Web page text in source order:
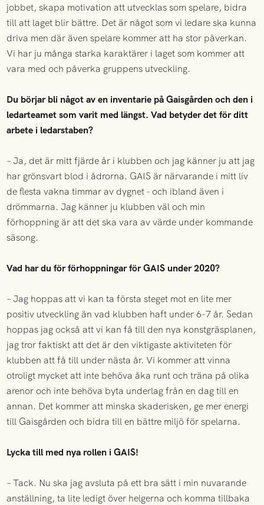
jobbet, skapa motivation att utvecklas som spelare, bidra
till att laget blir bättre. Det är något som vi ledare ska kunna
driva men där även spelare kommer att ha stor påverkan.
Vi har ju många starka karaktärer i laget som kommer att
vara med och påverka gruppens utveckling.
Du börjar bli något av en inventarie på Gaisgården och den i
ledarteamet som varit med längst. Vad betyder det för ditt
arbete i ledarstaben?
– Ja, det är mitt fjärde år i klubben och jag känner ju att jag
har grönsvart blod i ådrorna. GAIS är närvarande i mitt liv
de flesta vakna timmar av dygnet - och ibland även i
drömmarna. Jag känner ju klubben väl och min
förhoppning är att det ska vara av värde under kommande
säsong.
Vad har du för förhoppningar för GAIS under 2020?
– Jag hoppas att vi kan ta första steget mot en lite mer
positiv utveckling än vad klubben haft under 6-7 år. Sedan
hoppas jag också att vi kan få till den nya konstgräsplanen,
jag tror faktiskt att det är den viktigaste aktiviteten för
klubben att få till under nästa år. Vi kommer att vinna
otroligt mycket att inte behöva åka runt och träna på olika
arenor och inte behöva byta underlag från en dag till en
annan. Det kommer att minska skaderisken, ge mer energi
till Gaisgården och bidra till en bättre miljö för spelarna.
Lycka till med nya rollen i GAIS!
– Tack. Nu ska jag avsluta på ett bra sätt i min nuvarande
anställning, ta lite ledigt över helgerna och komma tillbaka